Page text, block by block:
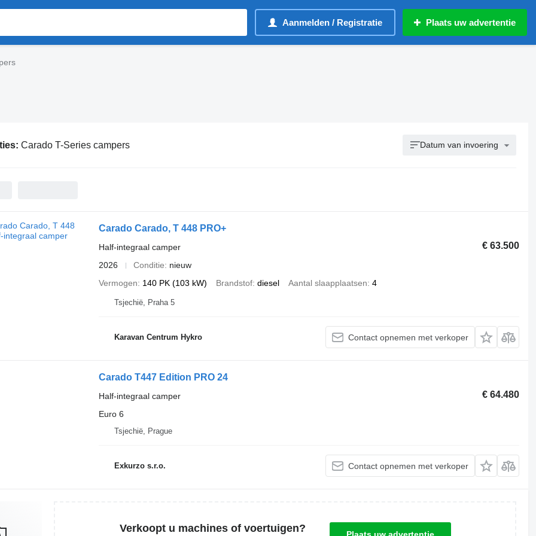
Aanmelden / Registratie Plaats uw advertentie
Carado T-Series campers Datum van invoering
Carado Carado, T 448 PRO+
€ 63.500
Half-integraal camper
2026
Conditie
nieuw
Vermogen
140 PK (103 kW) Brandstof diesel Aantal slaapplaatsen 4
Tsjechië, Praha 5
Karavan Centrum Hykro Contact opnemen met verkoper
Carado T447 Edition PRO 24
€ 64.480
Half-integraal camper
Euro 6
Tsjechië, Prague
Exkurzo s.r.o. Contact opnemen met verkoper
Verkoopt u machines of voertuigen?